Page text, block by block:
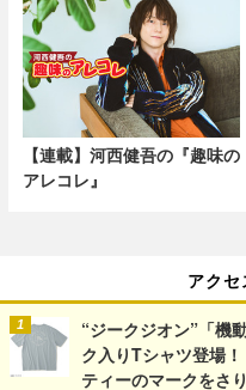
【連載】河西健吾の『趣味の
アレコレ』
アクセ
“ジークジオン”「機
ク入りTシャツ登場
ティーのマークをさ